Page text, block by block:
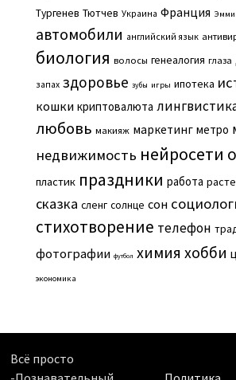
Тургенев Тютчев Украина Франция
автомобили английский язык
биология волосы генеалогия глаза
запах здоровье зубы игры ипотека
кошки криптовалюта
любовь макияж маркетинг метро
недвижимость нейросети
пластик праздники работа
сказка сленг солнце сон
стихотворение телефон
фотографии футбол химия хобби
экономика
Всё просто